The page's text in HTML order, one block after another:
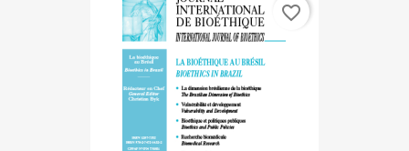
favorite_border